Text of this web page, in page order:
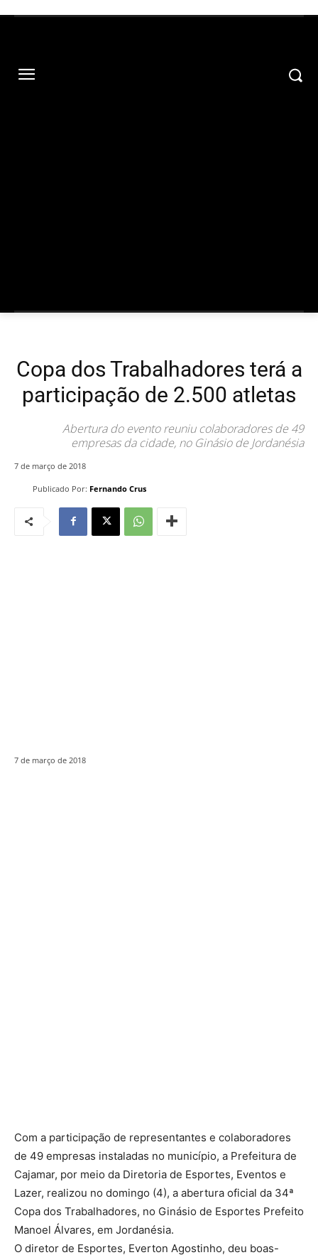
Copa dos Trabalhadores terá a
participação de 2.500 atletas
Abertura do evento reuniu colaboradores de 49
empresas da cidade, no Ginásio de Jordanésia
Publicado Por: Fernando Crus
7 de março de 2018
7 de março de 2018
Com a participação de representantes e colaboradores
de 49 empresas instaladas no município, a Prefeitura de
Cajamar, por meio da Diretoria de Esportes, Eventos e
Lazer, realizou no domingo (4), a abertura oficial da 34ª
Copa dos Trabalhadores, no Ginásio de Esportes Prefeito
Manoel Álvares, em Jordanésia.
O diretor de Esportes, Everton Agostinho, deu boas-